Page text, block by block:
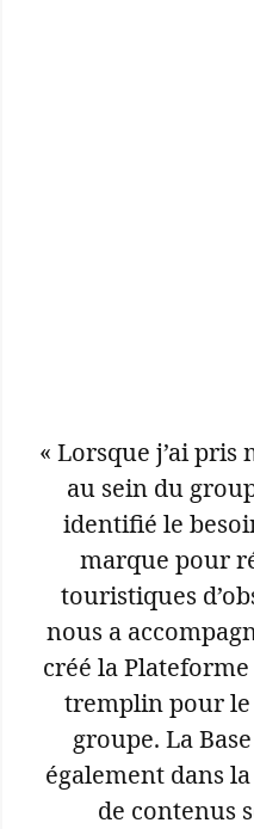
« Lorsque j’ai pris
au sein du
identifié le
marque pour
touristiques
nous a
créé la
tremplin pour
groupe. La
également dans
de contenus